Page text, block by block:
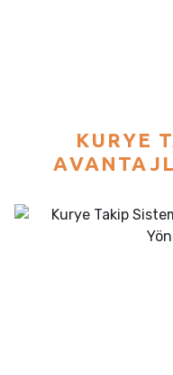
KURYE